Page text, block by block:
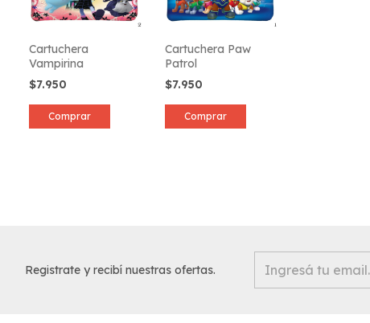
Cartuchera
Vampirina
$7.950
Comprar
Cartuchera Paw
Patrol
$7.950
Comprar
Registrate y recibí nuestras ofertas.